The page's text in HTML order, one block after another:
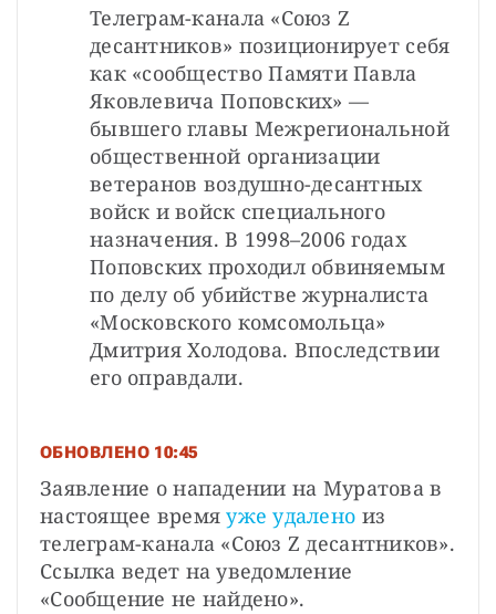
Телеграм-канала «Союз Z
десантников» позиционирует себя
как «сообщество Памяти Павла
Яковлевича Поповских» —
бывшего главы Межрегиональной
общественной организации
ветеранов воздушно-десантных
войск и войск специального
назначения. В 1998–2006 годах
Поповских проходил обвиняемым
по делу об убийстве журналиста
«Московского комсомольца»
Дмитрия Холодова. Впоследствии
его оправдали.
ОБНОВЛЕНО 10:45
Заявление о нападении на Муратова в
настоящее время уже удалено из
телеграм-канала «Союз Z десантников».
Ссылка ведет на уведомление
«Сообщение не найдено».